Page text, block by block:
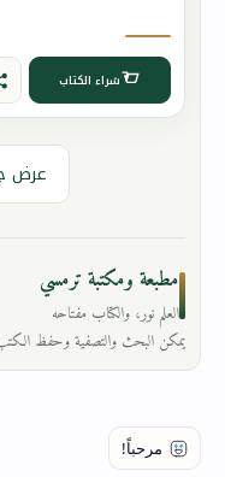
شراء الكتاب
عرض
مطبعة ومكتبة ترمسي
العلم نور، والكتاب مفتاحه
يمكن البحث والتصفية وحفظ الكتب